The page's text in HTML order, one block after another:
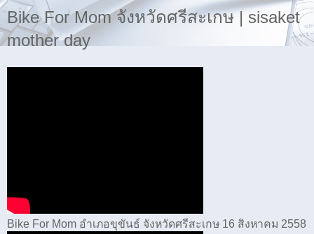
Bike For Mom จังหวัดศรีสะเกษ | sisaket
mother day
Bike For Mom อำเภอขุขันธ์ จังหวัดศรีสะเกษ 16 สิงหาคม 2558